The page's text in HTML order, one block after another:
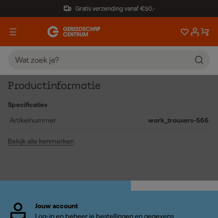
Gratis verzending vanaf €50,-
Productinformatie
Specificaties
Artikelnummer
work_trousers-566
Bekijk alle kenmerken
Jouw account
Log-in en beheer je bestellingen en gegevens